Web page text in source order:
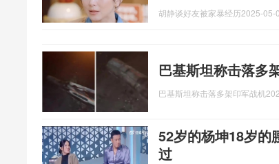
胡静谈好友被家暴经历2025-05-
巴基斯坦称击落多
巴基斯坦称击落多架印军战机
52岁的杨坤18岁的
过